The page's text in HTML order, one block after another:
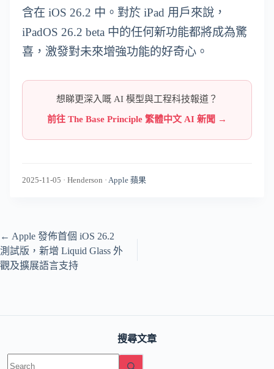
含在 iOS 26.2 中。對於 iPad 用戶來說，
iPadOS 26.2 beta 中的任何新功能都將成為驚
喜，激發對未來增強功能的好奇心。
想睇更深入嘅 AI 模型與工程科技報道？
前往 The Base Principle 繁體中文 AI 新聞 →
2025-11-05 · Henderson · Apple 蘋果
← Apple 發佈首個 iOS 26.2
測試版，新增 Liquid Glass 外
觀及擴展語言支持
搜尋文章